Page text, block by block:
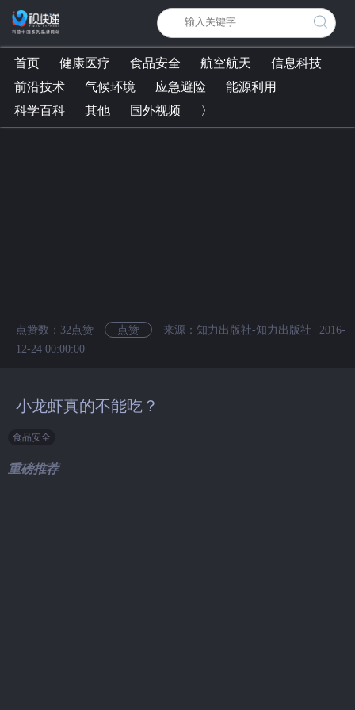
首页 健康医疗 食品安全 航空航天
信息科技
前沿技术
气候环境 应急避险
能源利用
科学百科
其他 国外视频 〉
点赞数： 32 点赞 点赞 来源：知力出版社-知力出版社
2016-
12-24 00:00:00
小龙虾真的不能吃？
食品安全
重磅推荐